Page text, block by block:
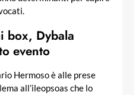
box, Dybala
evento
Hermoso è alle prese
all’ileopsoas che lo